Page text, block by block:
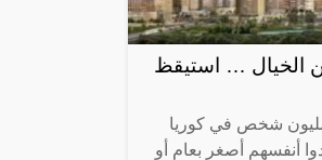
الخيال … استيقظ
أكثر من 51 مليون شخص في كوريا
أنفسهم أصغر بعام أو